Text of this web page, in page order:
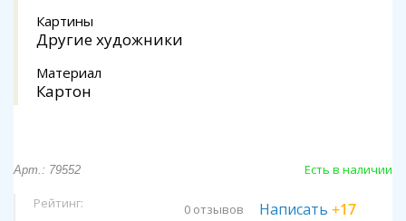
Картины
Другие художники
Материал
Картон
Арт.: 79552 Есть в наличии
Рейтинг: 0 отзывов Написать +17